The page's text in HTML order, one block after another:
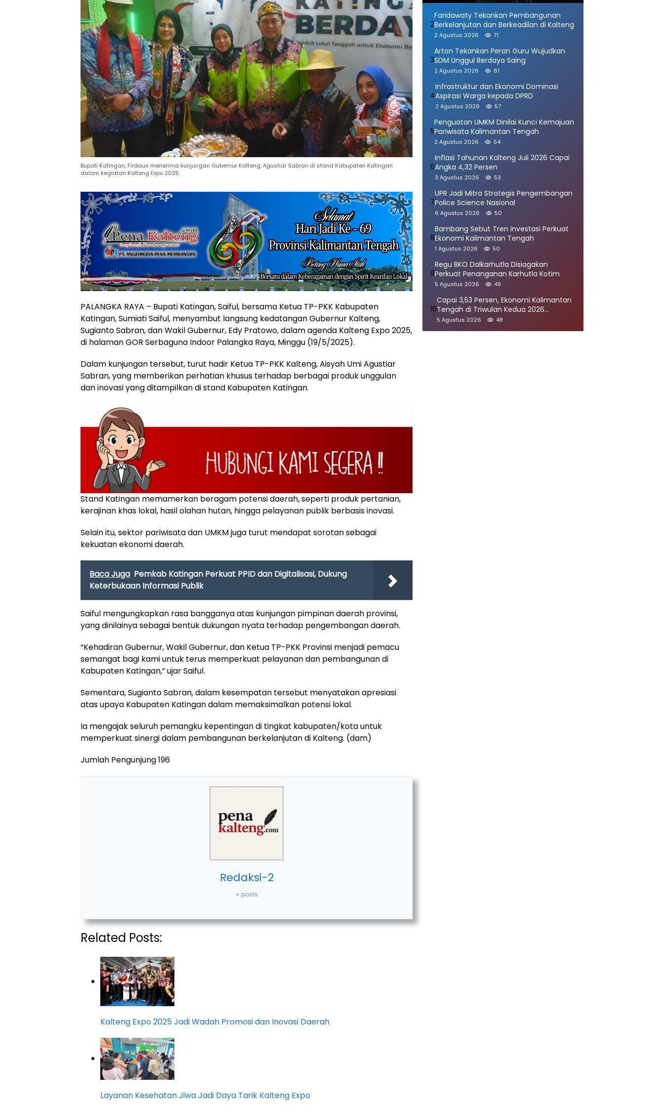
Bupati Katingan, Firdaus menerima kunjungan Gubernur Kalteng, Agustiar Sabran di stand Kabupaten Katingan
dalam kegiatan Kalteng Expo 2025.
PALANGKA RAYA – Bupati Katingan, Saiful, bersama Ketua TP-PKK Kabupaten
Katingan, Sumiati Saiful, menyambut langsung kedatangan Gubernur Kalteng,
Sugianto Sabran, dan Wakil Gubernur, Edy Pratowo, dalam agenda Kalteng Expo 2025,
di halaman GOR Serbaguna Indoor Palangka Raya, Minggu (19/5/2025).
Dalam kunjungan tersebut, turut hadir Ketua TP-PKK Kalteng, Aisyah Umi Agustiar
Sabran, yang memberikan perhatian khusus terhadap berbagai produk unggulan
dan inovasi yang ditampilkan di stand Kabupaten Katingan.
Stand Katingan memamerkan beragam potensi daerah, seperti produk pertanian,
kerajinan khas lokal, hasil olahan hutan, hingga pelayanan publik berbasis inovasi.
Selain itu, sektor pariwisata dan UMKM juga turut mendapat sorotan sebagai
kekuatan ekonomi daerah.
Baca Juga Pemkab Katingan Perkuat PPID dan Digitalisasi, Dukung
Keterbukaan Informasi Publik
Saiful mengungkapkan rasa bangganya atas kunjungan pimpinan daerah provinsi,
yang dinilainya sebagai bentuk dukungan nyata terhadap pengembangan daerah.
“Kehadiran Gubernur, Wakil Gubernur, dan Ketua TP-PKK Provinsi menjadi pemacu
semangat bagi kami untuk terus memperkuat pelayanan dan pembangunan di
Kabupaten Katingan,” ujar Saiful.
Sementara, Sugianto Sabran, dalam kesempatan tersebut menyatakan apresiasi
atas upaya Kabupaten Katingan dalam memaksimalkan potensi lokal.
Ia mengajak seluruh pemangku kepentingan di tingkat kabupaten/kota untuk
memperkuat sinergi dalam pembangunan berkelanjutan di Kalteng. (dam)
Jumlah Pengunjung196
Redaksi-2
+ posts
Related Posts:
Kalteng Expo 2025 Jadi Wadah Promosi dan Inovasi Daerah
Layanan Kesehatan Jiwa Jadi Daya Tarik Kalteng Expo
2
Faridawaty Tekankan Pembangunan
Berkelanjutan dan Berkeadilan di Kalteng
2 Agustus 2026 71
3
Arton Tekankan Peran Guru Wujudkan
SDM Unggul Berdaya Saing
2 Agustus 2026 61
4
Infrastruktur dan Ekonomi Dominasi
Aspirasi Warga kepada DPRD
2 Agustus 2026 57
5
Penguatan UMKM Dinilai Kunci Kemajuan
Pariwisata Kalimantan Tengah
2 Agustus 2026 54
6
Inflasi Tahunan Kalteng Juli 2026 Capai
Angka 4,32 Persen
3 Agustus 2026 53
7
UPR Jadi Mitra Strategis Pengembangan
Police Science Nasional
6 Agustus 2026 50
8
Bambang Sebut Tren Investasi Perkuat
Ekonomi Kalimantan Tengah
1 Agustus 2026 50
9
Regu BKO Dalkarhutla Disiagakan
Perkuat Penanganan Karhutla Kotim
5 Agustus 2026 49
10
Capai 3,53 Persen, Ekonomi Kalimantan
Tengah di Triwulan Kedua 2026
Tumbuh Signifikan
5 Agustus 2026 48